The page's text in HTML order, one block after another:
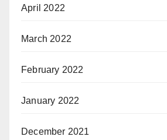
April 2022
March 2022
February 2022
January 2022
December 2021